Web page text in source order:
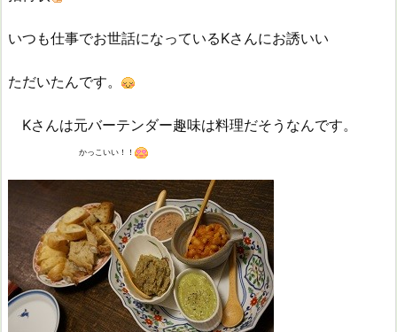
いつも仕事でお世話になっているKさんにお誘いい
ただいたんです。
Kさんは元バーテンダー趣味は料理だそうなんです。
かっこいい！！